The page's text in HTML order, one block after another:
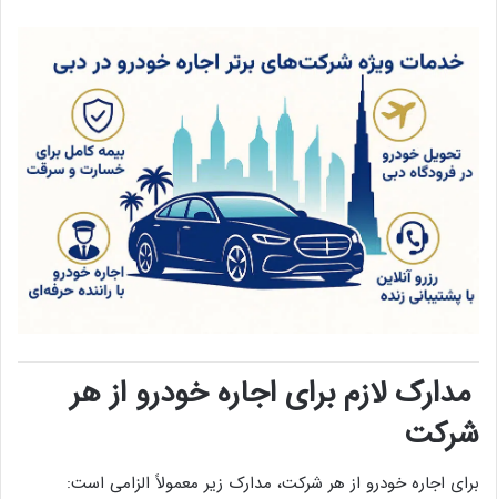
مدارک لازم برای اجاره خودرو از هر
شرکت
برای اجاره خودرو از هر شرکت، مدارک زیر معمولاً الزامی است: